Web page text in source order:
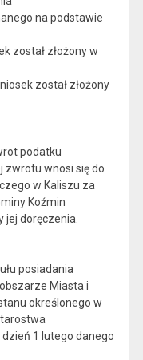
na podstawie
został złożony w
został złożony
podatku
zwrotu wnosi się do
w Kaliszu za
Koźmin
jej doręczenia.
posiadania
Miasta i
określonego w
1 lutego danego